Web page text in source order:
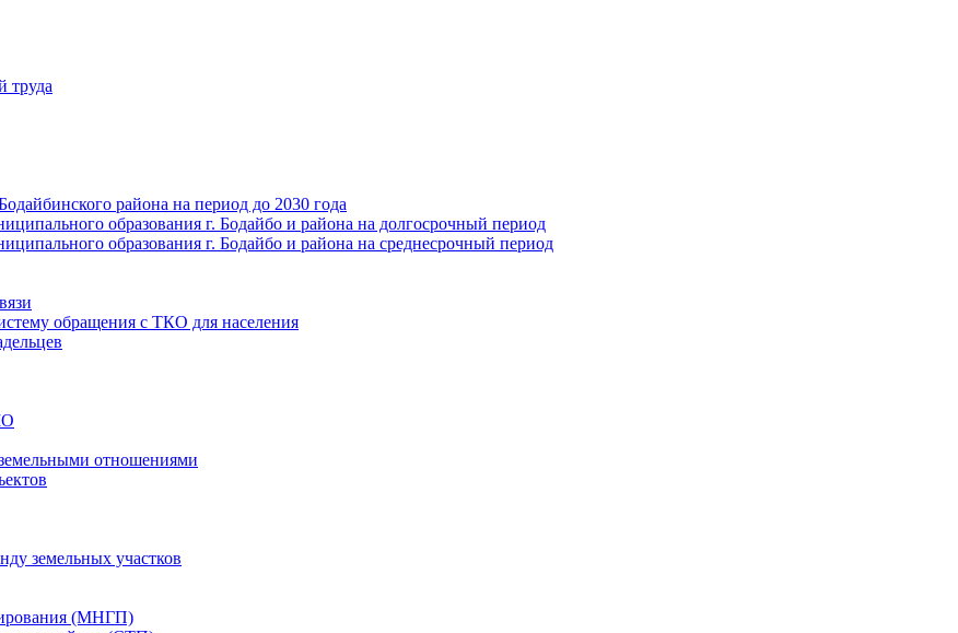
труда
района на период до 2030 года
образования г. Бодайбо и района на долгосрочный период
образования г. Бодайбо и района на среднесрочный период
обращения с ТКО для населения
отношениями
земельных участков
(МНГП)